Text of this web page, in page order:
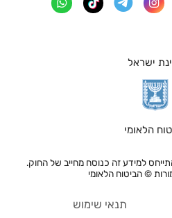
ישראל
הלאומי
למידע זה כנוסח מחייב של החוק.
© הביטוח הלאומי
תנאי שימוש